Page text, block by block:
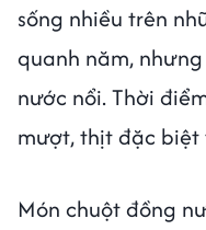
sống nhiều trên
quanh năm,
nước nổi. Thời
mượt, thịt đặc biệt
Món chuột đồng